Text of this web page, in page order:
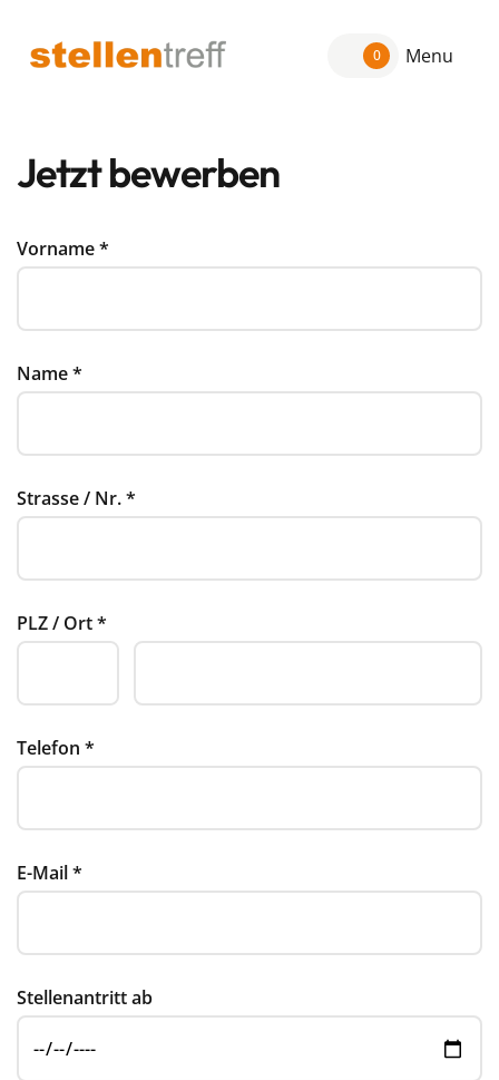
0 Menu
Jetzt bewerben
Vorname*
Name*
Strasse / Nr.*
PLZ / Ort*
Telefon *
E-Mail*
Stellenantritt ab